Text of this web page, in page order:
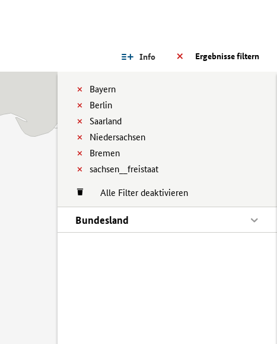
Ergebnisse filtern
Info
Bayern
Berlin
Saarland
Niedersachsen
Bremen
sachsen__freistaat
Alle Filter deaktivieren
Bundesland